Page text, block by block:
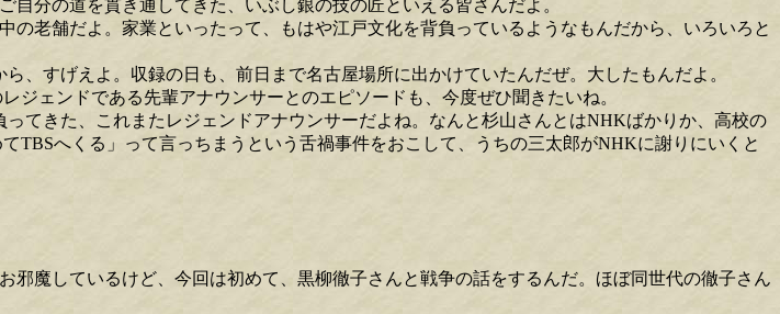
分の道を貫き通してきた、いぶし銀の技の匠といえる皆さんだよ。
老舗だよ。家業といったって、もはや江戸文化を背負っているようなもんだから、いろいろと
すげえよ。収録の日も、前日まで名古屋場所に出かけていたんだぜ。大したもんだよ。
ェンドである先輩アナウンサーとのエピソードも、今度ぜひ聞きたいね。
きた、これまたレジェンドアナウンサーだよね。なんと杉山さんとはNHKばかりか、高校の
へくる」って言っちまうという舌禍事件をおこして、うちの三太郎がNHKに謝りにいくと
魔しているけど、今回は初めて、黒柳徹子さんと戦争の話をするんだ。ほぼ同世代の徹子さん